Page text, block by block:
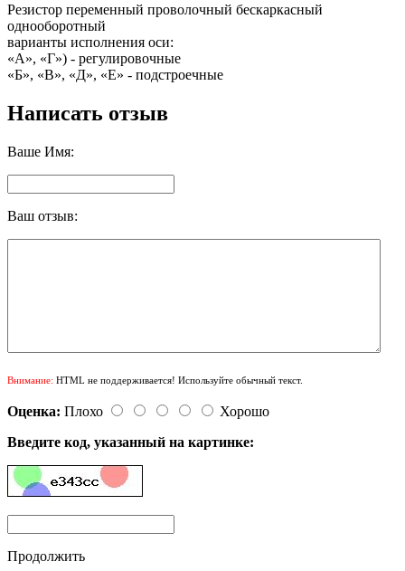
Резистор переменный проволочный бескаркасный
однооборотный
варианты исполнения оси:
«А», «Г») - регулировочные
«Б», «В», «Д», «Е» - подстроечные
Написать отзыв
Ваше Имя:
Ваш отзыв:
Внимание: HTML не поддерживается! Используйте обычный текст.
Оценка: Плохо
Хорошо
Введите код, указанный на картинке:
Продолжить